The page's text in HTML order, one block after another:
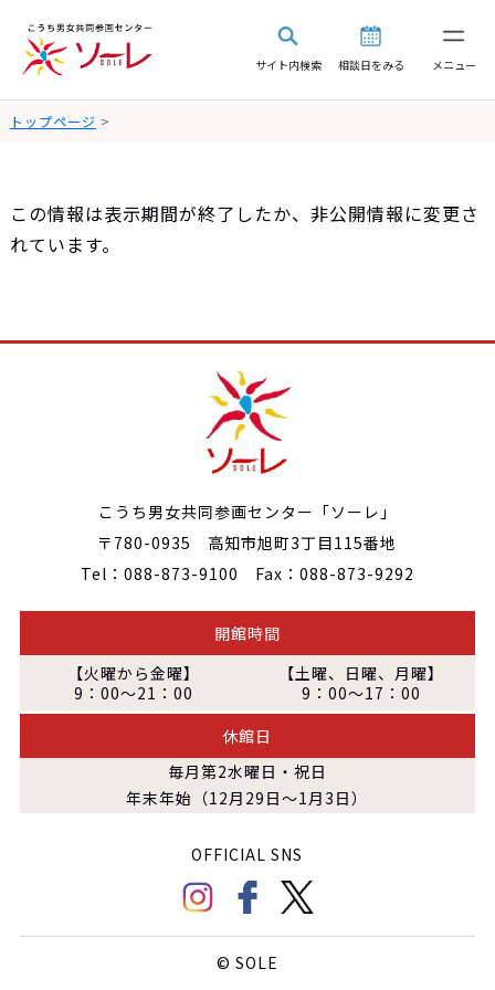
サイト内検索 相談日をみる メニュー
トップページ >
この情報は表示期間が終了したか、非公開情報に変更さ
れています。
こうち男女共同参画センター「ソーレ」
〒780-0935 高知市旭町3丁目115番地
Tel：088-873-9100 Fax：088-873-9292
開館時間
【火曜から金曜】
9：00～21：00
【土曜、日曜、月曜】
9：00～17：00
休館日
毎月第2水曜日・祝日
年末年始（12月29日～1月3日）
OFFICIAL SNS
© SOLE